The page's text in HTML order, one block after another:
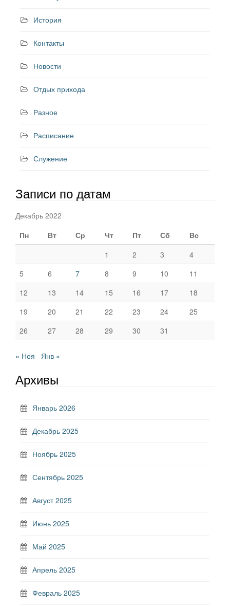
История
Контакты
Новости
Отдых прихода
Разное
Расписание
Служение
Записи по датам
Декабрь 2022
Пн
Вт Ср Чт Пт Сб
Вс
1
2 3
4
5
6 7 8 9 10
11
12
13 14 15 16 17
18
19
20 21 22 23 24
25
26
27 28 29 30 31
« Ноя Янв »
Архивы
Январь 2026
Декабрь 2025
Ноябрь 2025
Сентябрь 2025
Август 2025
Июнь 2025
Май 2025
Апрель 2025
Февраль 2025